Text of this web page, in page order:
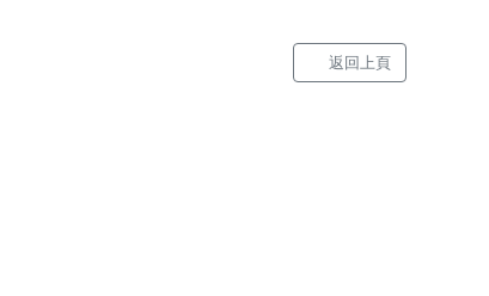
返回上頁